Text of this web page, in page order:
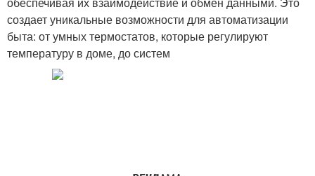
создает уникальные возможности для автоматизации
быта: от умных термостатов, которые регулируют
температуру в доме, до систем